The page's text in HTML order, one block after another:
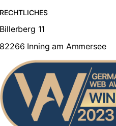
RECHTLICHES
Billerberg 11
82266 Inning am Ammersee